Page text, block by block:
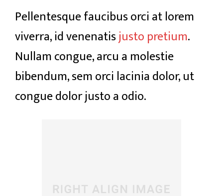
Pellentesque faucibus orci at lorem
viverra, id venenatisjusto pretium.
Nullam congue, arcu a molestie
bibendum, sem orci lacinia dolor, ut
congue dolor justo a odio.